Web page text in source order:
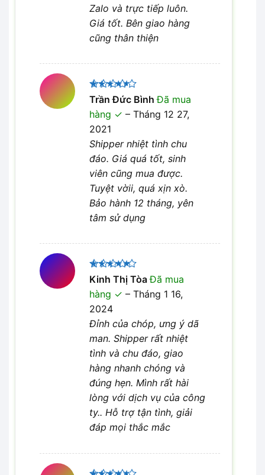
Zalo và trực tiếp luôn.
Giá tốt. Bên giao hàng
cũng thân thiện
Được
xếp hạng
45 sao
Trần Đức BìnhĐã mua
hàng
– Tháng 12 27,
2021
Shipper nhiệt tình chu
đáo. Giá quá tốt, sinh
viên cũng mua được.
Tuyệt vờii, quá xịn xò.
Bảo hành 12 tháng, yên
tâm sử dụng
Được xếp
5
sao
Kinh Thị TòaĐã mua
hàng
– Tháng 1 16,
2024
Đỉnh của chóp, ưng ý dã
man. Shipper rất nhiệt
tình và chu đáo, giao
hàng nhanh chóng và
đúng hẹn. Mình rất hài
lòng với dịch vụ của công
ty.. Hỗ trợ tận tình, giải
đáp mọi thắc mắc